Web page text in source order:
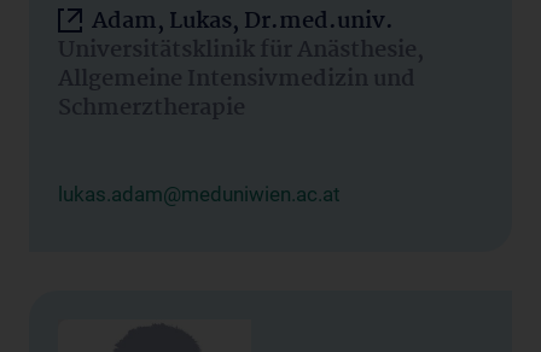
Adam, Lukas, Dr.med.univ.
Universitätsklinik für Anästhesie,
Allgemeine Intensivmedizin und
Schmerztherapie
lukas.adam@meduniwien.ac.at